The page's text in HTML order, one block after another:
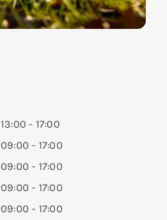
13:00 - 17:00
09:00 - 17:00
09:00 - 17:00
09:00 - 17:00
09:00 - 17:00